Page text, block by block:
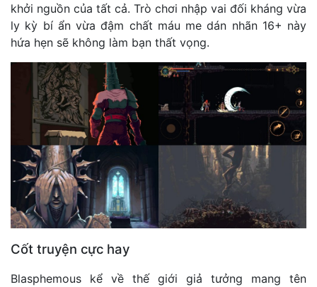
khởi nguồn của tất cả. Trò chơi nhập vai đối kháng vừa
ly kỳ bí ẩn vừa đậm chất máu me dán nhãn 16+ này
hứa hẹn sẽ không làm bạn thất vọng.
Cốt truyện cực hay
Blasphemous kể về thế giới giả tưởng mang tên